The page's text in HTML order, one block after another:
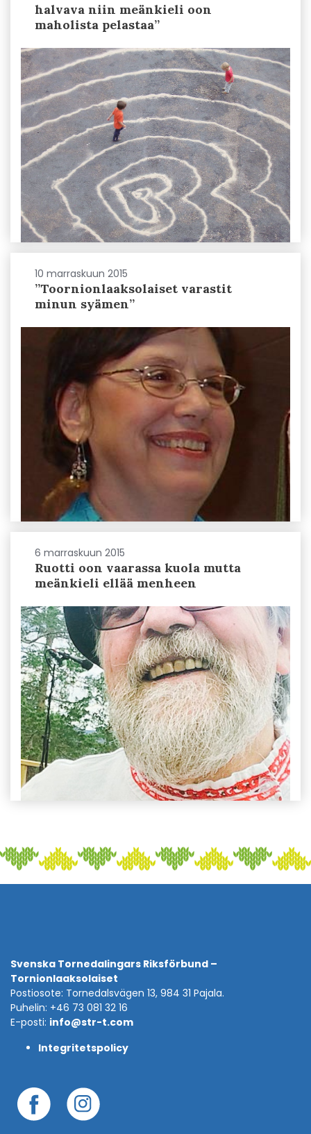
halvava niin meänkieli oon
maholista pelastaa”
10 marraskuun 2015
”Toornionlaaksolaiset varastit
minun syämen”
6 marraskuun 2015
Ruotti oon vaarassa kuola mutta
meänkieli ellää menheen
Svenska Tornedalingars Riksförbund –
Tornionlaaksolaiset
Postiosote: Tornedalsvägen 13, 984 31 Pajala.
Puhelin: +46 73 081 32 16
E-posti: info@str-t.com
Integritetspolicy